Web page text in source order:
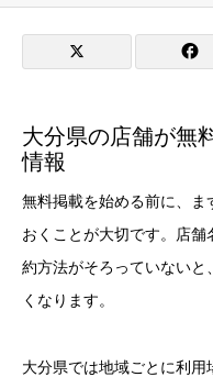
大分県の店舗が無
情報
無料掲載を始める前に、ま
おくことが大切です。店
約方法がそろっていないと
くなります。
大分県では地域ごとに利